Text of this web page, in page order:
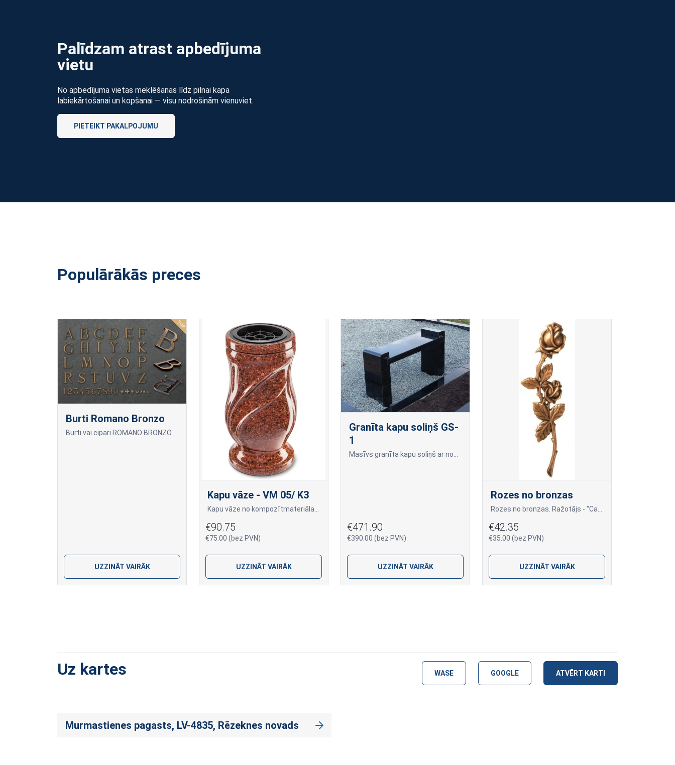
Palīdzam atrast apbedījuma
vietu
No apbedījuma vietas meklēšanas līdz pilnai kapa
labiekārtošanai un kopšanai — visu nodrošinām vienuviet.
PIETEIKT PAKALPOJUMU
Populārākās preces
Burti Romano Bronzo
Burti vai cipari ROMANO BRONZO
UZZINĀT VAIRĀK
Kapu vāze - VM 05/ K3
€90.75
€75.00 (bez PVN)
UZZINĀT VAIRĀK
Granīta kapu soliņš GS-
1
€471.90
€390.00 (bez PVN)
UZZINĀT VAIRĀK
Rozes no bronzas
€42.35
€35.00 (bez PVN)
UZZINĀT VAIRĀK
Uz kartes WASE GOOGLE ATVĒRT KARTI
Murmastienes pagasts, LV-4835, Rēzeknes novads